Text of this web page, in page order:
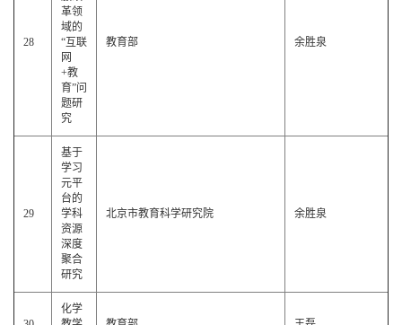
28
革领
域的
“互联
网
+教
育”问
题研
究
教育部 余胜泉
29
基于
学习
元平
台的
学科
资源
深度
聚合
研究
北京市教育科学研究院 余胜泉
化学